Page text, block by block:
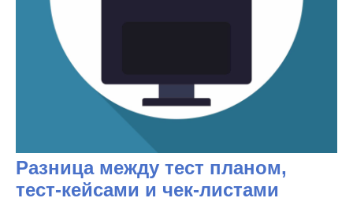
Разница между тест планом,
тест-кейсами и чек-листами